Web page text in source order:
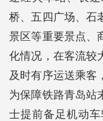
桥、五四广场、石
景区等重要景点、
化情况，在客流较
及时有序运送乘客
为保障铁路青岛站
士提前备足机动